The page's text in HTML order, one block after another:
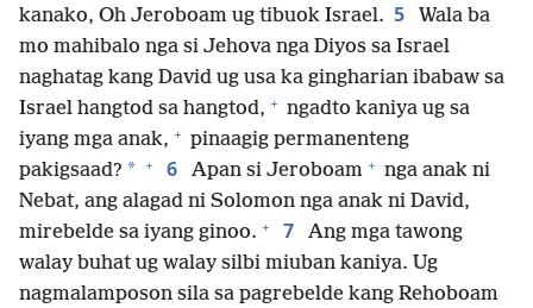
kanako, Oh Jeroboam ug tibuok Israel. 5
Wala ba
mo mahibalo nga si Jehova nga Diyos sa Israel
naghatag kang David ug usa ka gingharian ibabaw sa
Israel hangtod sa hangtod, + ngadto kaniya ug sa
iyang mga anak, + pinaagig permanenteng
pakigsaad? * + 6 Apan si Jeroboam + nga anak ni
Nebat, ang alagad ni Solomon nga anak ni David,
mirebelde sa iyang ginoo. + 7
Ang mga tawong
walay buhat ug walay silbi miuban kaniya. Ug
nagmalamposon sila sa pagrebelde kang Rehoboam